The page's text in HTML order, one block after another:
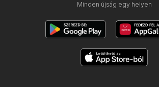
Minden újság egy helyen